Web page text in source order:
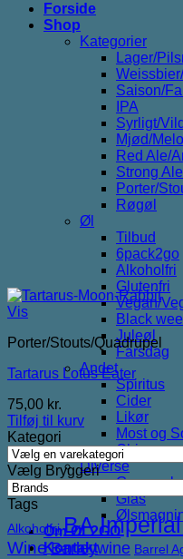
Forside
Shop
Kategorier
Lager/
Saison/
IPA
Syrligt/
Mjød/
Red Ale/
Strong
Porter/
Røgøl
Øl
Tilbud
6pack2go
Alkoholfri
Glutenfri
Vegan/
Black
Juleøl
Farsdag
Andet
Spiritus
Cider
Likør
Most og
Chips
Diverse
Glas
Om ØL2GO
Kontakt
Vis
Porter/Stouts/Quadrupel
Tartarus Lotus Eater
75,00 kr.
Tilføj til kurv
Kategori
Vælg Bryggeri
Tags
Alkoholfri BA
Wine Barleywine Barrel